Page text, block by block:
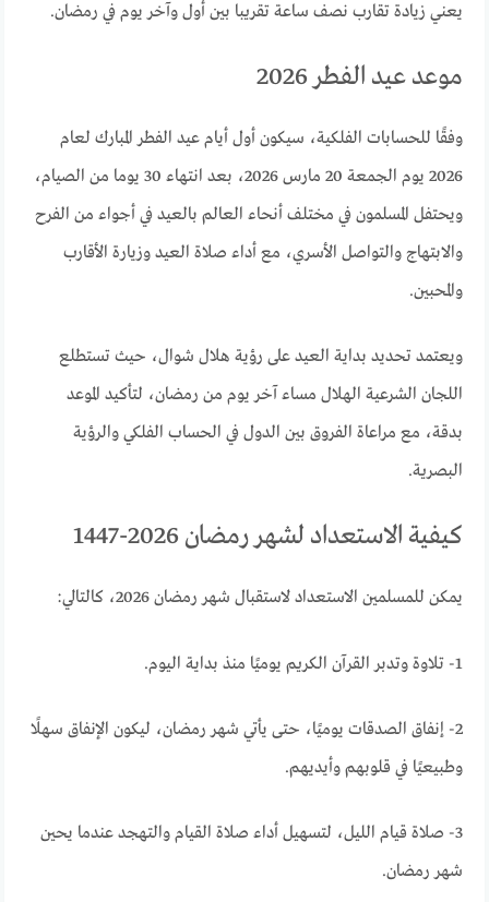
يعني زيادة تقارب نصف ساعة تقريبا بين أول وآخر يوم في رمضان.
موعد عيد الفطر 2026
وفقًا للحسابات الفلكية، سيكون أول أيام عيد الفطر المبارك لعام
2026 يوم الجمعة 20 مارس 2026، بعد انتهاء 30 يوما من الصيام،
ويحتفل المسلمون في مختلف أنحاء العالم بالعيد في أجواء من الفرح
والابتهاج والتواصل الأسري، مع أداء صلاة العيد وزيارة الأقارب
والمحبين.
ويعتمد تحديد بداية العيد على رؤية هلال شوال، حيث تستطلع
اللجان الشرعية الهلال مساء آخر يوم من رمضان، لتأكيد الموعد
بدقة، مع مراعاة الفروق بين الدول في الحساب الفلكي والرؤية
البصرية.
كيفية الاستعداد لشهر رمضان 2026-1447
يمكن للمسلمين الاستعداد لاستقبال شهر رمضان 2026، كالتالي:
1- تلاوة وتدبر القرآن الكريم يوميًا منذ بداية اليوم.
2- إنفاق الصدقات يوميًا، حتى يأتي شهر رمضان، ليكون الإنفاق سهلًا
وطبيعيًا في قلوبهم وأيديهم.
3- صلاة قيام الليل، لتسهيل أداء صلاة القيام والتهجد عندما يحين
شهر رمضان.